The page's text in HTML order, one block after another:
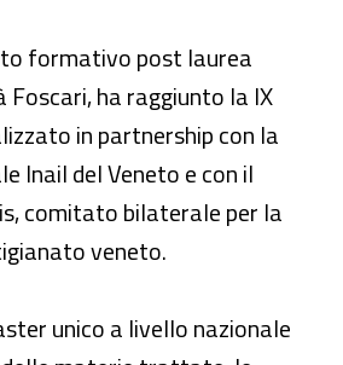
formativo post laurea
Foscari, ha raggiunto la IX
in partnership con la
Inail del Veneto e con il
comitato bilaterale per la
veneto.
unico a livello nazionale